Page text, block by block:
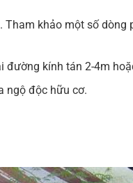
khảo một số dòng
kính tán 2-4m
ngộ độc hữu cơ.